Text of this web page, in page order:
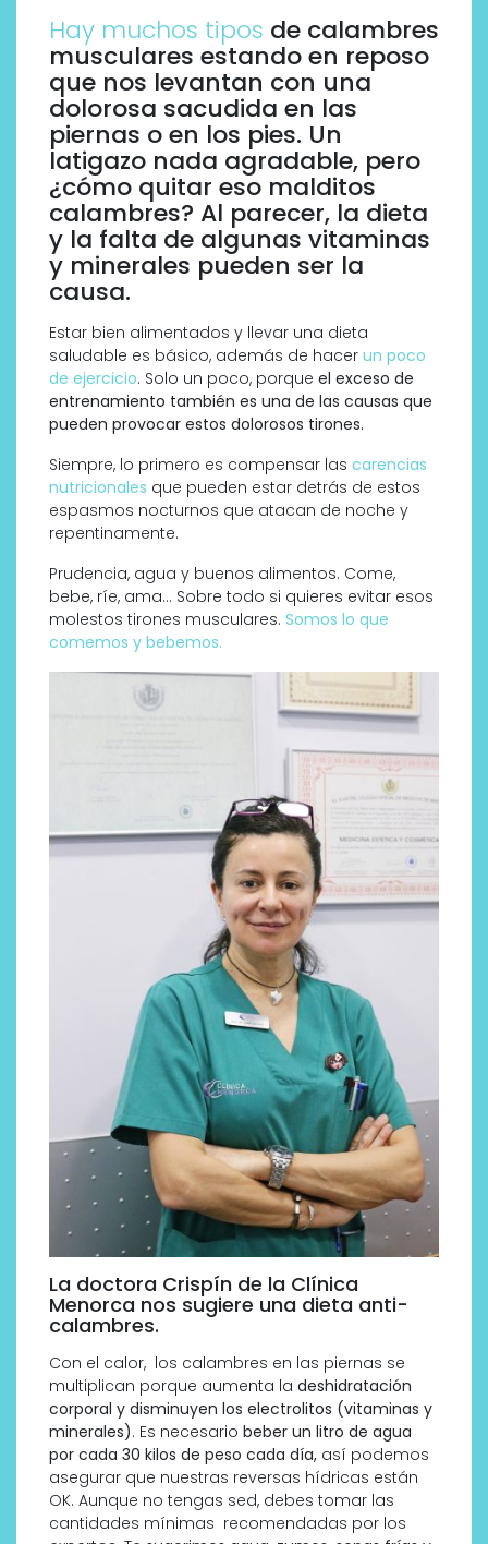
Hay muchos tipos de calambres
musculares estando en reposo
que nos levantan con una
dolorosa sacudida en las
piernas o en los pies. Un
latigazo nada agradable, pero
¿cómo quitar eso malditos
calambres? Al parecer, la dieta
y la falta de algunas vitaminas
y minerales pueden ser la
causa.
Estar bien alimentados y llevar una dieta
saludable es básico, además de hacer un poco
de ejercicio. Solo un poco, porque el exceso de
entrenamiento también es una de las causas que
pueden provocar estos dolorosos tirones.
Siempre, lo primero es compensar las carencias
nutricionales que pueden estar detrás de estos
espasmos nocturnos que atacan de noche y
repentinamente.
Prudencia, agua y buenos alimentos. Come,
bebe, ríe, ama… Sobre todo si quieres evitar esos
molestos tirones musculares. Somos lo que
comemos y bebemos.
La doctora Crispín de la Clínica
Menorca nos sugiere una dieta anti-
calambres.
Con el calor, los calambres en las piernas se
multiplican porque aumenta la deshidratación
corporal y disminuyen los electrolitos (vitaminas y
minerales). Es necesario beber un litro de agua
por cada 30 kilos de peso cada día, así podemos
asegurar que nuestras reversas hídricas están
OK. Aunque no tengas sed, debes tomar las
cantidades mínimas recomendadas por los